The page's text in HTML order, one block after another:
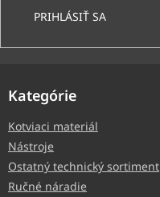
PRIHLÁSIŤ SA
Kategórie
Kotviaci materiál
Nástroje
Ostatný technický sortiment
Ručné náradie